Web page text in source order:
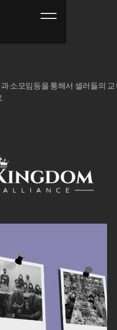
소모임등을 통해서 셀러들의